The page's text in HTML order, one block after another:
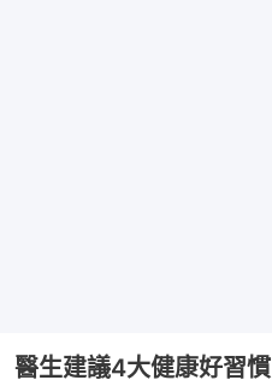
醫生建議4大健康好習慣